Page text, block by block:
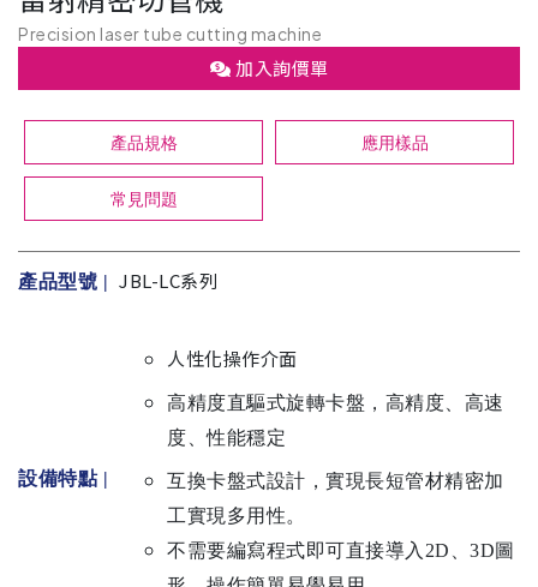
Precision laser tube cutting machine
加入詢價單
產品規格 應用樣品
常見問題
產品型號 | JBL-LC系列
設備特點 |
人性化操作介面
高精度直驅式旋轉卡盤，高精度、高速
度、性能穩定
互換卡盤式設計，實現長短管材精密加
工實現多用性。
不需要編寫程式即可直接導入2D、3D圖